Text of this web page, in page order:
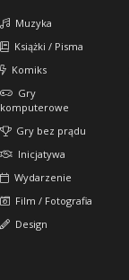
Muzyka
Książki / Pisma
Komiks
Gry
komputerowe
Gry bez prądu
Inicjatywa
Wydarzenie
Film / Fotografia
Design